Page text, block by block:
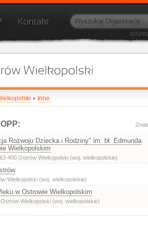
Inne
Rozwoju Dziecka i Rodziny" im. bł. Edmunda
Wielkopolskim
, 63-400 Ostrów Wielkopolski (woj. wielkopolskie)
Wielkopolski (woj. wielkopolskie)
w Ostrowie Wielkopolskim
Ostrów Wielkopolski (woj. wielkopolskie)